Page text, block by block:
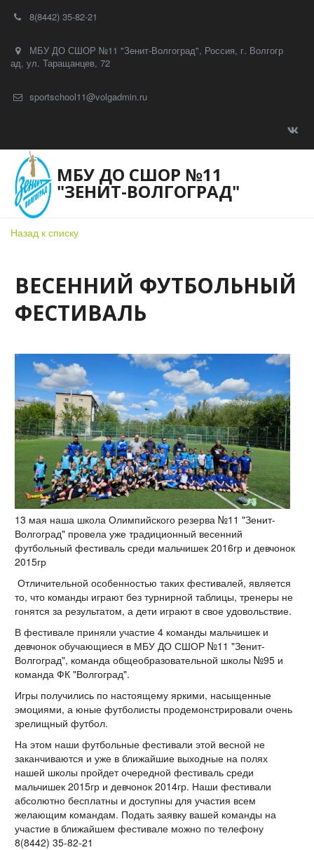
8(8442) 35-82-21
МБУ ДО СШОР №11 "Зенит-Волгоград", Россия, г. Волгогр
ад, ул. Таращанцев, 72
sportschool11@volgadmin.ru
МБУ ДО СШОР №11
"ЗЕНИТ-ВОЛГОГРАД"
Назад к списку
ВЕСЕННИЙ ФУТБОЛЬНЫЙ
ФЕСТИВАЛЬ
13 мая наша школа Олимпийского резерва №11 "Зенит-
Волгоград" провела уже традиционный весенний
футбольный фестиваль среди мальчишек 2016гр и девчонок
2015гр
Отличительной особенностью таких фестивалей, является
то, что команды играют без турнирной таблицы, тренеры не
гонятся за результатом, а дети играют в свое удовольствие.
В фестивале приняли участие 4 команды мальчишек и
девчонок обучающиеся в МБУ ДО СШОР №11 "Зенит-
Волгоград", команда общеобразовательной школы №95 и
команда ФК "Волгоград".
Игры получились по настоящему яркими, насыщенные
эмоциями, а юные футболисты продемонстрировали очень
зрелищный футбол.
На этом наши футбольные фестивали этой весной не
заканчиваются и уже в ближайшие выходные на полях
нашей школы пройдет очередной фестиваль среди
мальчишек 2015гр и девчонок 2014гр. Наши фестивали
абсолютно бесплатны и доступны для участия всем
желающим командам. Подать заявку вашей команды на
участие в ближайшем фестивале можно по телефону
8(8442) 35-82-21